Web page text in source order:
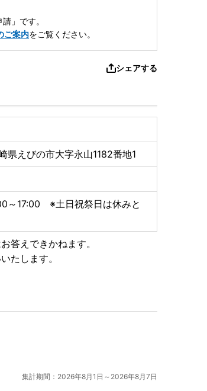
」です。
ご案内をご覧ください。
シェアする
県えびの市大字永山1182番地1
～17:00 ※土日祝祭日は休みと
答えできかねます。
たします。
集計期間：2026年8月1日～2026年8月7日